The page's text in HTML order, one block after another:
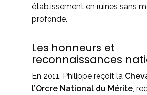
établissement en ruines sans
profonde.
Les honneurs et
reconnaissances
En 2011, Philippe reçoit la
l’Ordre National du Mérite,